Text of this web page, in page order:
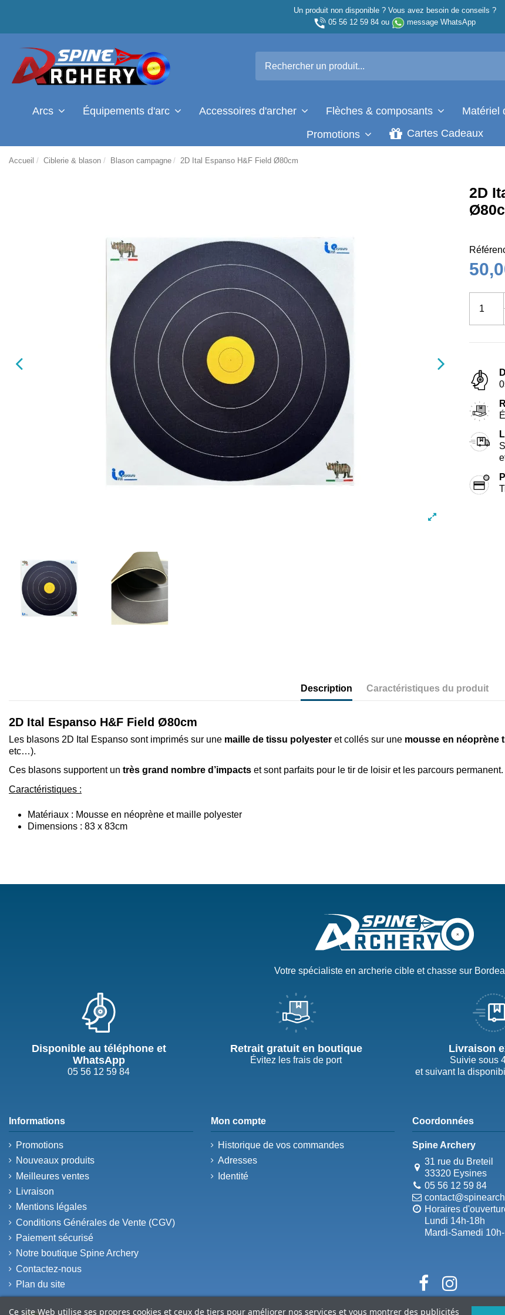
Un produit non disponible ? Vous avez besoin de conseils ?
05 56 12 59 84ou message WhatsApp
Arcs Équipements d'arc Accessoires d'archer Flèches & composants Matériel
Promotions Cartes Cadeaux
Accueil Ciblerie & blason Blason campagne 2D Ital Espanso H&F Field Ø80cm
2D
Description Caractéristiques du produit
2D Ital Espanso H&F Field Ø80cm
Les blasons 2D Ital Espanso sont imprimés sur une maille de tissu polyester et collés sur une mousse en néoprène
etc…).
Ces blasons supportent un très grand nombre d’impacts et sont parfaits pour le tir de loisir et les parcours permanent.
Caractéristiques :
Matériaux : Mousse en néoprène et maille polyester
Dimensions : 83 x 83cm
Votre spécialiste en archerie cible et chasse sur
Disponible au téléphone et
WhatsApp
05 56 12 59 84
Retrait gratuit en boutique
Évitez les frais de port
Livraison
Suivie sous
et suivant la
Informations
Promotions
Nouveaux produits
Meilleures ventes
Livraison
Mentions légales
Conditions Générales de Vente (CGV)
Paiement sécurisé
Notre boutique Spine Archery
Contactez-nous
Plan du site
Mon compte
Historique de vos commandes
Adresses
Identité
Coordonnées
Spine Archery
31 rue du Breteil
33320 Eysines
05 56 12 59 84
Horaires
Lundi 14h-18h
Mardi-Samedi
Ce site Web utilise ses propres cookies et ceux de tiers pour améliorer nos services et vous montrer des publicités